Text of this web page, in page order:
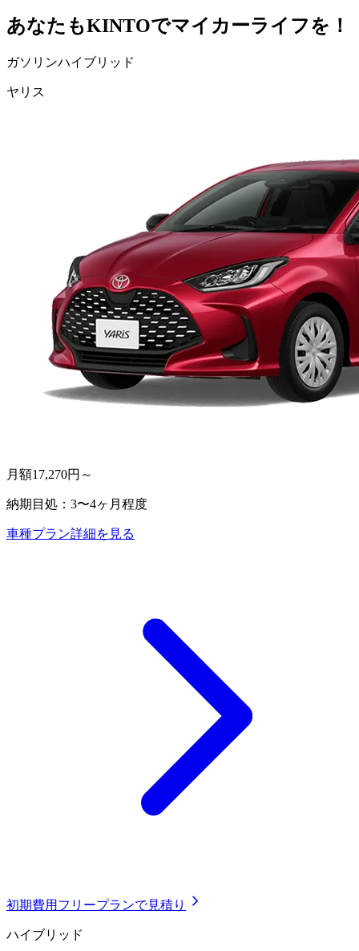
あなたもKINTOでマイカーライフを！
ガソリンハイブリッド
ヤリス
月額17,270円～
納期目処： 3〜4ヶ月程度
車種プラン詳細を見る
初期費用フリープランで見積り
ハイブリッド